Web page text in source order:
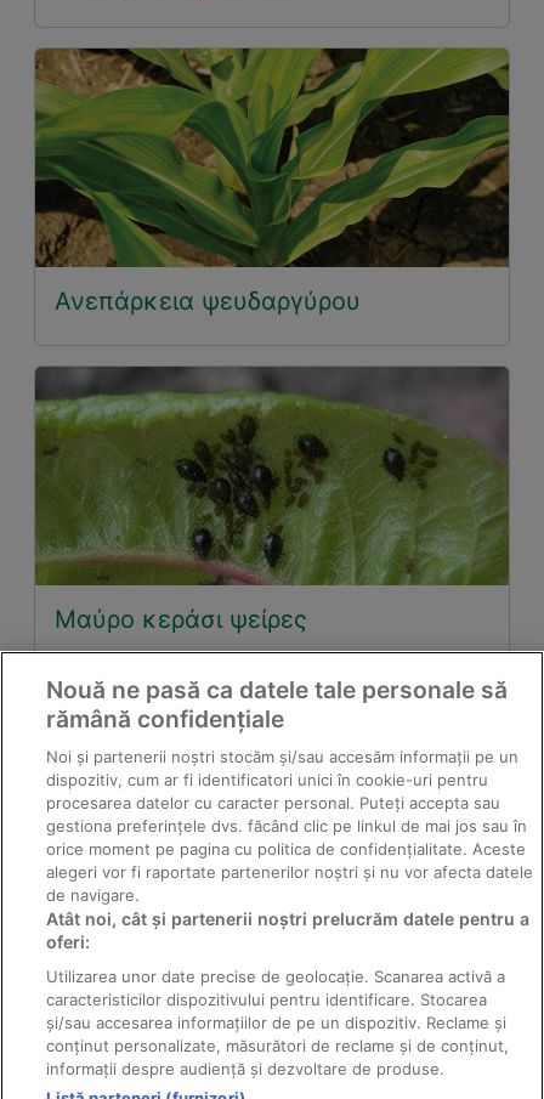
Ανεπάρκεια ψευδαργύρου
Μαύρο κεράσι ψείρες
Γρασίδι με γένια
Nouă ne pasă ca datele tale personale să
rămână confidențiale
Noi și partenerii noștri stocăm și/sau accesăm informații pe un
dispozitiv, cum ar fi identificatori unici în cookie-uri pentru
procesarea datelor cu caracter personal. Puteți accepta sau
gestiona preferințele dvs. făcând clic pe linkul de mai jos sau în
orice moment pe pagina cu politica de confidențialitate. Aceste
alegeri vor fi raportate partenerilor noștri și nu vor afecta datele
de navigare.
Atât noi, cât și partenerii noștri prelucrăm datele pentru a
oferi:
Utilizarea unor date precise de geolocație. Scanarea activă a
caracteristicilor dispozitivului pentru identificare. Stocarea
și/sau accesarea informațiilor de pe un dispozitiv. Reclame și
conținut personalizate, măsurători de reclame și de conținut,
informații despre audiență și dezvoltare de produse.